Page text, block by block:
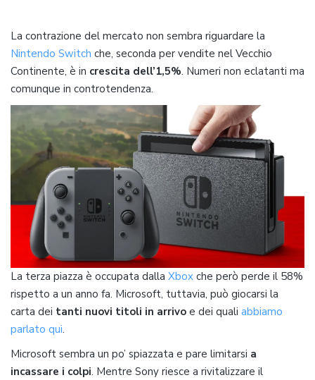
La contrazione del mercato non sembra riguardare la
Nintendo Switch che, seconda per vendite nel Vecchio
Continente, è in crescita dell’1,5%. Numeri non eclatanti ma
comunque in controtendenza.
La terza piazza è occupata dalla Xbox che però perde il 58%
rispetto a un anno fa. Microsoft, tuttavia, può giocarsi la
carta dei tanti nuovi titoli in arrivo e dei quali abbiamo
parlato qui.
Microsoft sembra un po’ spiazzata e pare limitarsi a
incassare i colpi. Mentre Sony riesce a rivitalizzare il